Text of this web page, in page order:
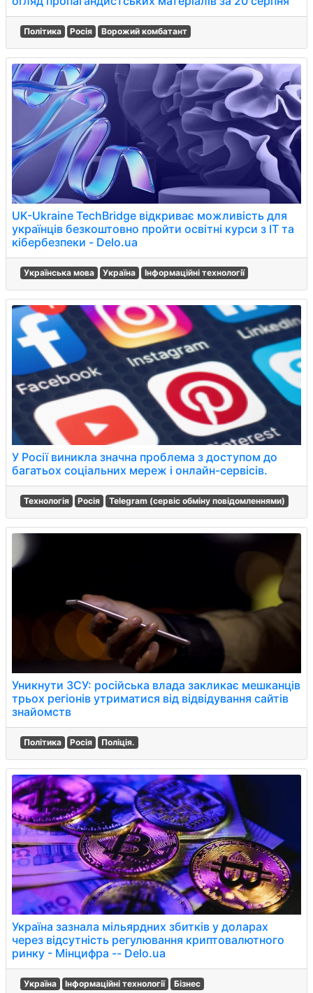
Політика Росія Ворожий комбатант
UK-Ukraine TechBridge відкриває можливість для
українців безкоштовно пройти освітні курси з ІТ та
кібербезпеки - Delo.ua
Українська мова Україна Інформаційні технології
У Росії виникла значна проблема з доступом до
багатьох соціальних мереж і онлайн-сервісів.
Технологія Росія Telegram (сервіс обміну повідомленнями)
Уникнути ЗСУ: російська влада закликає мешканців
трьох регіонів утриматися від відвідування сайтів
знайомств
Політика Росія Поліція.
Україна зазнала мільярдних збитків у доларах
через відсутність регулювання криптовалютного
ринку - Мінцифра -- Delo.ua
Україна Інформаційні технології Бізнес